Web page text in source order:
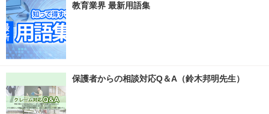
教育業界 最新用語集
保護者からの相談対応Q＆A（鈴木邦明先生）